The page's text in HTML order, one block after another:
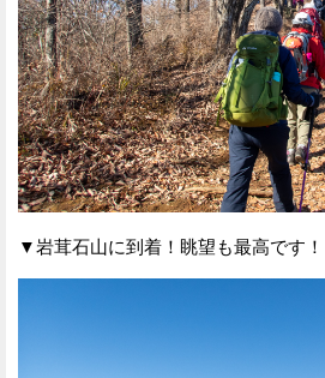
▼岩茸石山に到着！眺望も最高です！